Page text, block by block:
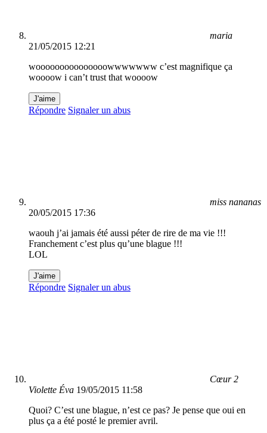
maria
21/05/2015 12:21
wooooooooooooooowwwwwww c’est magnifique ça
woooow i can’t trust that woooow
J'aime
Répondre Signaler un abus
miss nananas
20/05/2015 17:36
waouh j’ai jamais été aussi péter de rire de ma vie !!!
Franchement c’est plus qu’une blague !!!
LOL
J'aime
Répondre Signaler un abus
Cœur 2
Violette Éva 19/05/2015 11:58
Quoi? C’est une blague, n’est ce pas? Je pense que oui en
plus ça a été posté le premier avril.